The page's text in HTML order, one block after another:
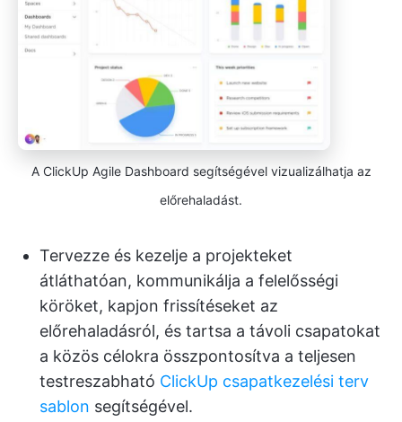
A ClickUp Agile Dashboard segítségével vizualizálhatja az
előrehaladást.
Tervezze és kezelje a projekteket
átláthatóan, kommunikálja a felelősségi
köröket, kapjon frissítéseket az
előrehaladásról, és tartsa a távoli csapatokat
a közös célokra összpontosítva a teljesen
testreszabható ClickUp csapatkezelési terv
sablon segítségével.